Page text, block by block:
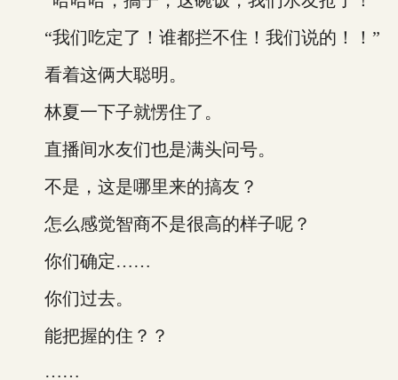
“我们吃定了！谁都拦不住！我们说的！！”
看着这俩大聪明。
林夏一下子就愣住了。
直播间水友们也是满头问号。
不是，这是哪里来的搞友？
怎么感觉智商不是很高的样子呢？
你们确定……
你们过去。
能把握的住？？
……